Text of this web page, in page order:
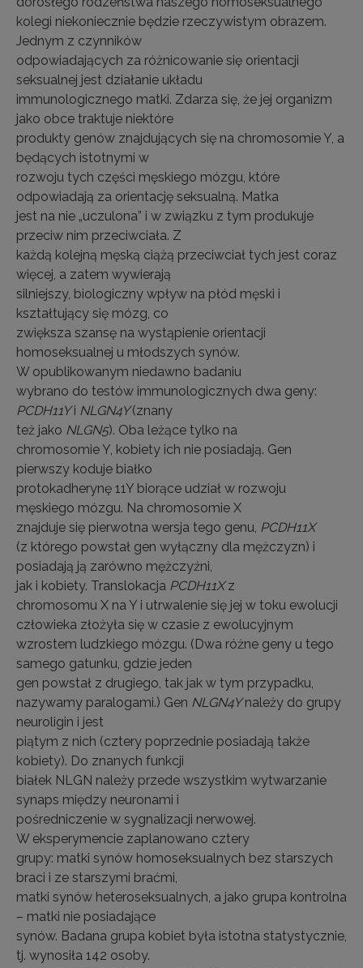
kolegi niekoniecznie będzie rzeczywistym obrazem.
Jednym z czynników
odpowiadających za różnicowanie się orientacji
seksualnej jest działanie układu
immunologicznego matki. Zdarza się, że jej organizm
jako obce traktuje niektóre
produkty genów znajdujących się na chromosomie Y, a
będących istotnymi w
rozwoju tych części męskiego mózgu, które
odpowiadają za orientację seksualną. Matka
jest na nie „uczulona” i w związku z tym produkuje
przeciw nim przeciwciała. Z
każdą kolejną męską ciążą przeciwciał tych jest coraz
więcej, a zatem wywierają
silniejszy, biologiczny wpływ na płód męski i
kształtujący się mózg, co
zwiększa szansę na wystąpienie orientacji
homoseksualnej u młodszych synów.
W opublikowanym niedawno badaniu
wybrano do testów immunologicznych dwa geny:
PCDH11Yi NLGN4Y(znany
też jako NLGN5). Oba leżące tylko na
chromosomie Y, kobiety ich nie posiadają. Gen
pierwszy koduje białko
protokadherynę 11Y biorące udział w rozwoju
męskiego mózgu. Na chromosomie X
znajduje się pierwotna wersja tego genu, PCDH11X
(z którego powstał gen wyłączny dla mężczyzn) i
posiadają ją zarówno mężczyźni,
jak i kobiety. Translokacja PCDH11Xz
chromosomu X na Y i utrwalenie się jej w toku ewolucji
człowieka złożyła się w czasie z ewolucyjnym
wzrostem ludzkiego mózgu. (Dwa różne geny u tego
samego gatunku, gdzie jeden
gen powstał z drugiego, tak jak w tym przypadku,
nazywamy paralogami.) Gen NLGN4Ynależy do grupy
neuroligin i jest
piątym z nich (cztery poprzednie posiadają także
kobiety). Do znanych funkcji
białek NLGN należy przede wszystkim wytwarzanie
synaps między neuronami i
pośredniczenie w sygnalizacji nerwowej.
W eksperymencie zaplanowano cztery
grupy: matki synów homoseksualnych bez starszych
braci i ze starszymi braćmi,
matki synów heteroseksualnych, a jako grupa kontrolna
– matki nie posiadające
synów. Badana grupa kobiet była istotna statystycznie,
tj. wynosiła 142 osoby.